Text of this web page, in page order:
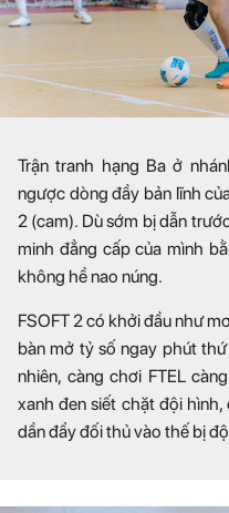
Trận tranh hạng Ba ở
ngược dòng đầy bản lĩnh
2 (cam). Dù sớm bị dẫn
minh đẳng cấp của mình
không hề nao núng.
FSOFT 2 có khởi đầu như
bàn mở tỷ số ngay phút
nhiên, càng chơi FTEL
xanh đen siết chặt đội hình,
dần đẩy đối thủ vào thế bị